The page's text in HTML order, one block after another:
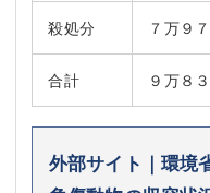
殺処分 ７万９
合計 ９万８
外部サイト｜環境